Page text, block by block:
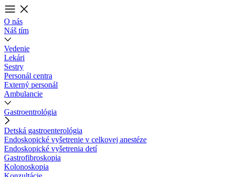
O nás
Náš tím
Vedenie
Lekári
Sestry
Personál centra
Externý personál
Ambulancie
Gastroentrológia
Detská gastroenterológia
Endoskopické vyšetrenie v celkovej anestéze
Endoskopické vyšetrenia detí
Gastrofibroskopia
Kolonoskopia